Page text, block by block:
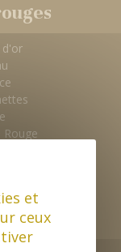
d'or
Rouge
et
ceux